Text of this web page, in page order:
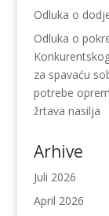
Odluka o
Odluka o
za spavaću
potrebe
žrtava nasilja
Arhive
Juli 2026
April 2026